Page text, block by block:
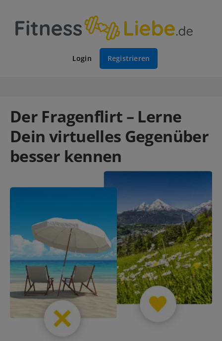
Login Registrieren
Der Fragenflirt – Lerne
Dein virtuelles Gegenüber
besser kennen